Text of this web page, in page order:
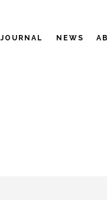
JOURNAL NEWS